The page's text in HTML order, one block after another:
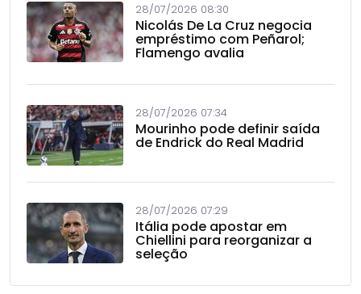
28/07/2026 08:30
Nicolás De La Cruz negocia
empréstimo com Peñarol;
Flamengo avalia
28/07/2026 07:34
Mourinho pode definir saída
de Endrick do Real Madrid
28/07/2026 07:29
Itália pode apostar em
Chiellini para reorganizar a
seleção